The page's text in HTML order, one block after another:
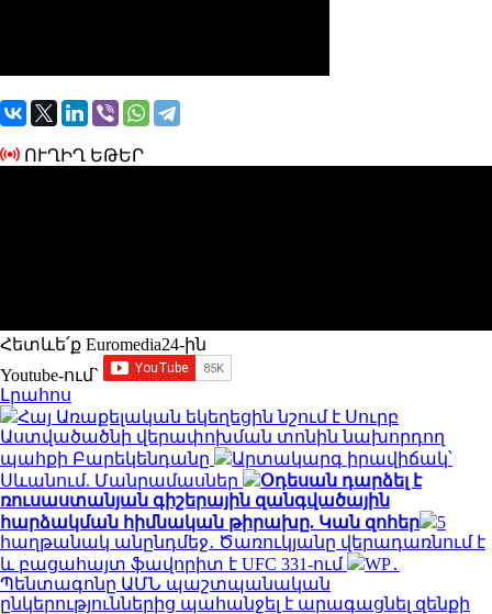
ՈՒՂԻՂ ԵԹԵՐ
Հետևե՛ք Euromedia24-ին
Youtube-ում`
Լրահոս
Հայ Առաքելական եկեղեցին նշում է Սուրբ
Աստվածածնի վերափոխման տոնին նախորդող
պահքի Բարեկենդանը
Արտակարգ իրավիճակ՝
Սևանում. Մանրամասներ
Օդեսան դարձել է
ռուսաստանյան գիշերային զանգվածային
հարձակման հիմնական թիրախը. Կան զոհեր
5
հաղթանակ անընդմեջ․ Ծառուկյանը վերադառնում է
և բացահայտ ֆավորիտ է UFC 331-ում
WP․
Պենտագոնը ԱՄՆ պաշտպանական
ընկերություններից պահանջել է արագացնել զենքի